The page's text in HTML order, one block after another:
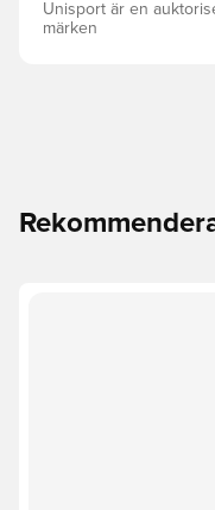
Unisport är en
märken